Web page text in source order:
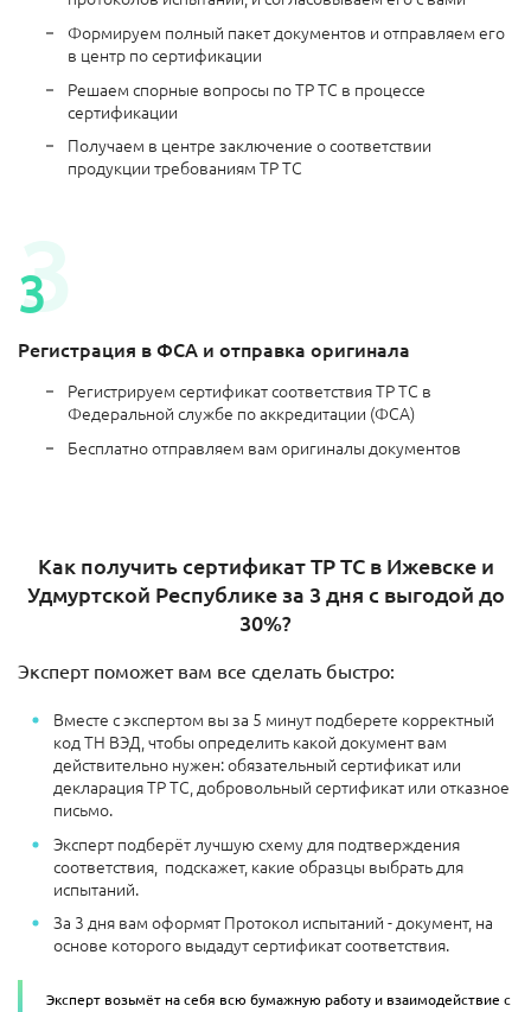
Формируем полный пакет документов и отправляем его
в центр по сертификации
Решаем спорные вопросы по ТР ТС в процессе
сертификации
Получаем в центре заключение о соответствии
продукции требованиям ТР ТС
Регистрация в ФСА и отправка оригинала
Регистрируем сертификат соответствия ТР ТС в
Федеральной службе по аккредитации (ФСА)
Бесплатно отправляем вам оригиналы документов
Как получить сертификат ТР ТС в Ижевске и
Удмуртской Республике за 3 дня с выгодой до
30%?
Эксперт поможет вам все сделать быстро:
Вместе с экспертом вы за 5 минут подберете корректный
код ТН ВЭД, чтобы определить какой документ вам
действительно нужен: обязательный сертификат или
декларация ТР ТС, добровольный сертификат или отказное
письмо.
Эксперт подберёт лучшую схему для подтверждения
соответствия, подскажет, какие образцы выбрать для
испытаний.
За 3 дня вам оформят Протокол испытаний - документ, на
основе которого выдадут сертификат соответствия.
Эксперт возьмёт на себя всю бумажную работу и взаимодействие с